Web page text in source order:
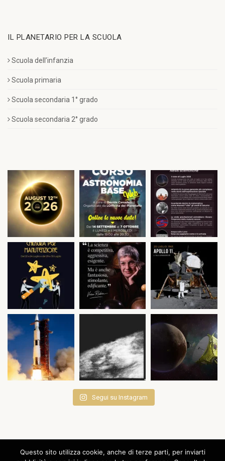
IL PLANETARIO PER LA SCUOLA
Scuola dell’infanzia
Scuola primaria
Scuola secondaria 1° grado
Scuola secondaria 2° grado
Segui su Instagram
Questo sito utilizza cookie, anche di terze parti, per inviarti